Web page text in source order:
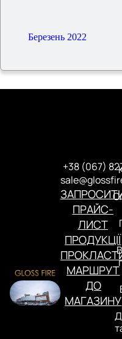
Березень 2022
+38 (067)
ПРАЙС-
ЛИСТ
ПРОДУКЦІЇ
МАРШРУТ
ДО
МАГАЗИНУ